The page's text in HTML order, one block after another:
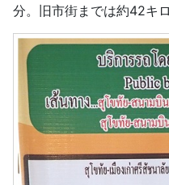
分。旧市街までは約42キ